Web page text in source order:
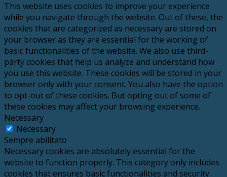
This website uses cookies to improve your experience
while you navigate through the website. Out of these, the
cookies that are categorized as necessary are stored on
your browser as they are essential for the working of
basic functionalities of the website. We also use third-
party cookies that help us analyze and understand how
you use this website. These cookies will be stored in your
browser only with your consent. You also have the option
to opt-out of these cookies. But opting out of some of
these cookies may affect your browsing experience.
Necessary
Necessary
Sempre abilitato
Necessary cookies are absolutely essential for the
website to function properly. This category only includes
cookies that ensures basic functionalities and security